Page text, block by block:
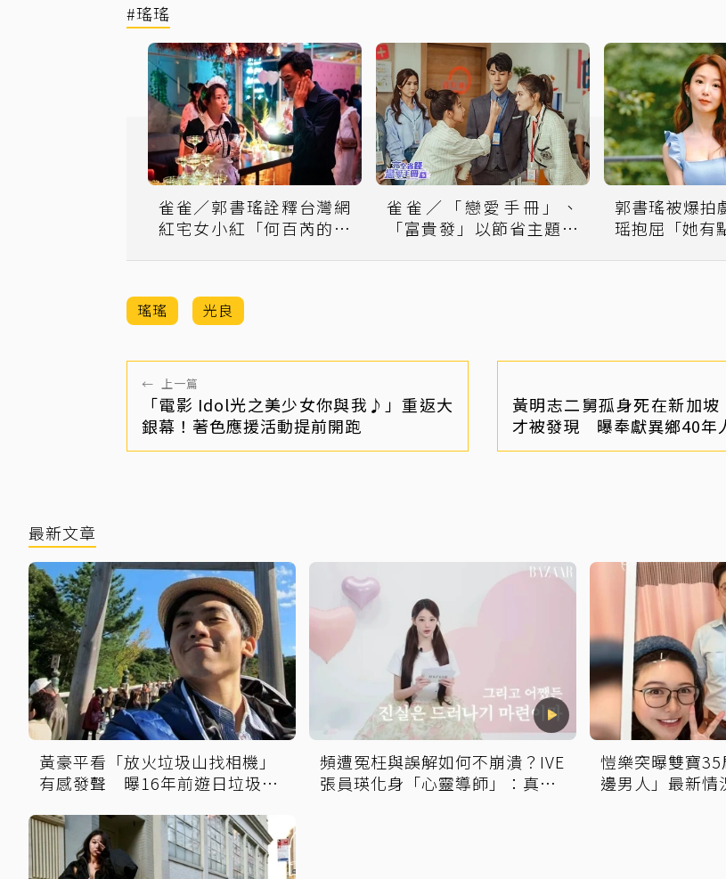
#瑤瑤
雀雀／郭書瑤詮釋台灣網
紅宅女小紅「何百芮的地
雀雀／「戀愛手冊」、
「富貴發」以節省主題打
郭書瑤被爆拍
瑶抱屈「她有
瑤瑤 光良
← 上一篇
「電影 Idol光之美少女你與我♪」重返大
銀幕！著色應援活動提前開跑
黃明志二舅孤身死在新加坡
才被發現 曝奉獻異鄉40年
最新文章
黃豪平看「放火垃圾山找相機」
有感發聲 曝16年前遊日垃圾車
頻遭冤枉與誤解如何不崩潰？IVE
張員瑛化身「心靈導師」：真相
愷樂突曝雙寶
邊男人」最新情